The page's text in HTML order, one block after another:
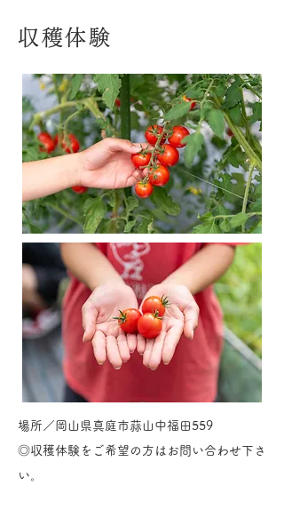
収穫体験
場所／岡山県真庭市蒜山中福田559
​◎収穫体験をご希望の方はお問い合わせ下さ
い。